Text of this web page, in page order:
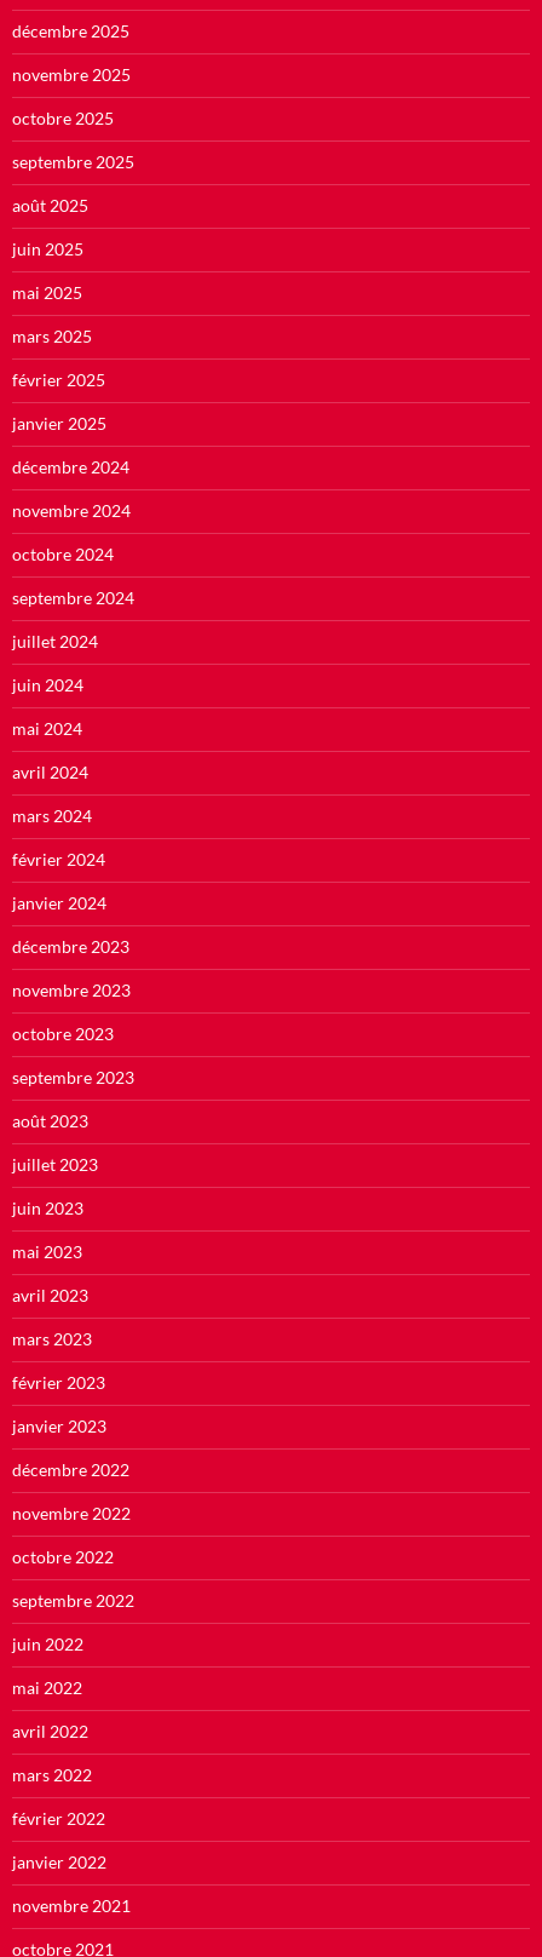
décembre 2025
novembre 2025
octobre 2025
septembre 2025
août 2025
juin 2025
mai 2025
mars 2025
février 2025
janvier 2025
décembre 2024
novembre 2024
octobre 2024
septembre 2024
juillet 2024
juin 2024
mai 2024
avril 2024
mars 2024
février 2024
janvier 2024
décembre 2023
novembre 2023
octobre 2023
septembre 2023
août 2023
juillet 2023
juin 2023
mai 2023
avril 2023
mars 2023
février 2023
janvier 2023
décembre 2022
novembre 2022
octobre 2022
septembre 2022
juin 2022
mai 2022
avril 2022
mars 2022
février 2022
janvier 2022
novembre 2021
octobre 2021